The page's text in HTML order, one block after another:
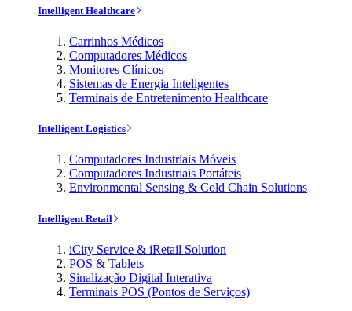
Intelligent Healthcare
Carrinhos Médicos
Computadores Médicos
Monitores Clínicos
Sistemas de Energia Inteligentes
Terminais de Entretenimento Healthcare
Intelligent Logistics
Computadores Industriais Móveis
Computadores Industriais Portáteis
Environmental Sensing & Cold Chain Solutions
Intelligent Retail
iCity Service & iRetail Solution
POS & Tablets
Sinalização Digital Interativa
Terminais POS (Pontos de Serviços)